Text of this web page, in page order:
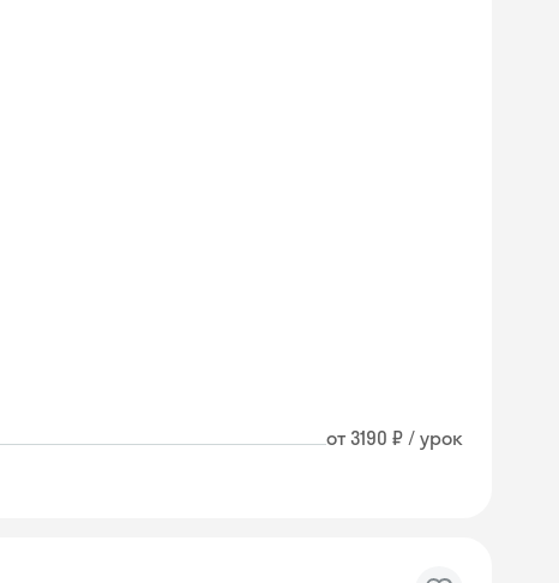
от 3190 ₽ / урок